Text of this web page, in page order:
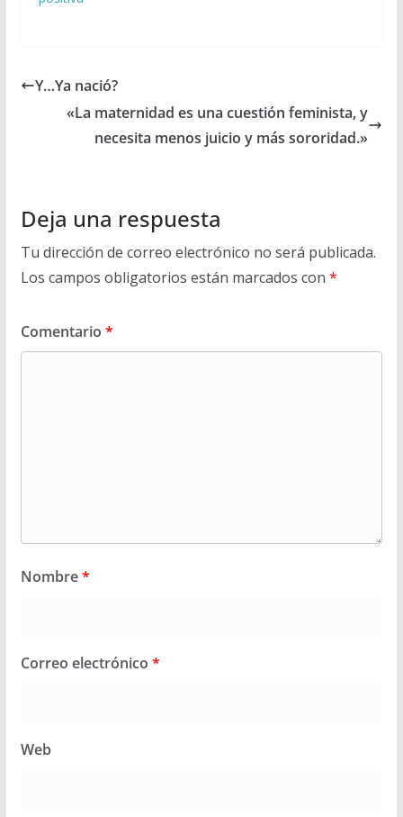
Y…Ya nació?
«La maternidad es una cuestión feminista, y
necesita menos juicio y más sororidad.»
Deja una respuesta
Tu dirección de correo electrónico no será publicada.
Los campos obligatorios están marcados con *
Comentario *
Nombre*
Correo electrónico *
Web